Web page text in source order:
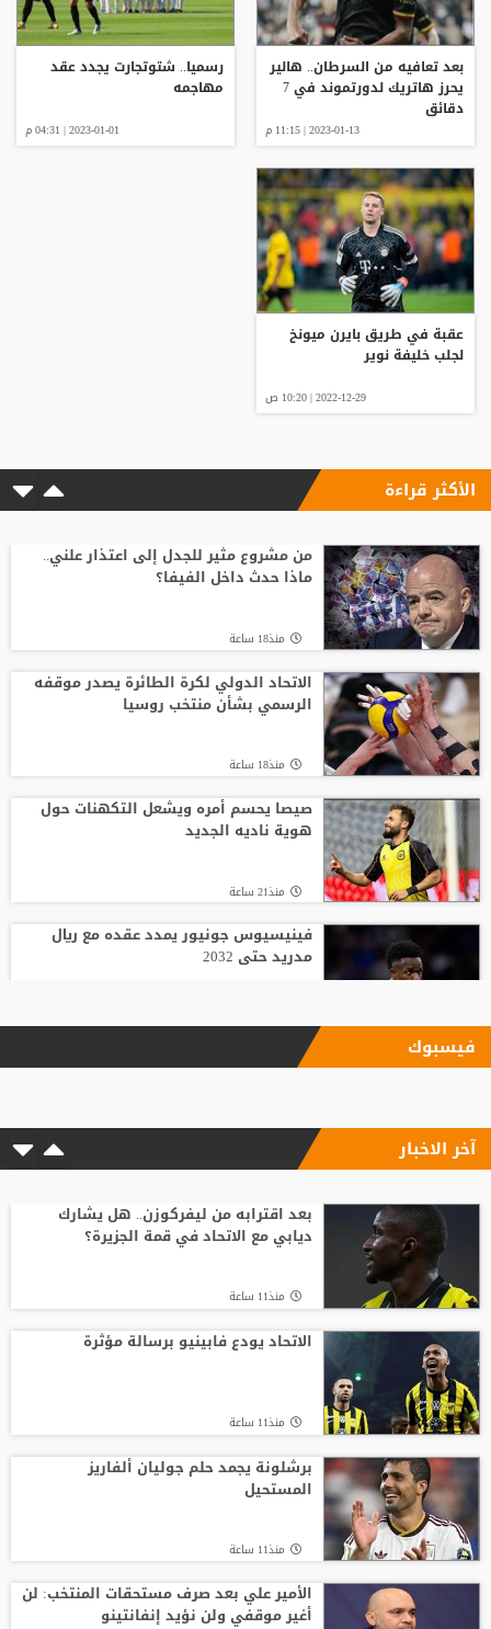
بعد تعافيه من السرطان.. هالير
يحرز هاتريك لدورتموند في 7
دقائق
2023-01-13 | 11:15 م
رسميا.. شتوتجارت يجدد عقد
مهاجمه
2023-01-01 | 04:31 م
عقبة في طريق بايرن ميونخ
لجلب خليفة نوير
2022-12-29 | 10:20 ص
الأكثر قراءة
من مشروع مثير للجدل إلى اعتذار علني..
ماذا حدث داخل الفيفا؟
منذ18 ساعة
الاتحاد الدولي لكرة الطائرة يصدر موقفه
الرسمي بشأن منتخب روسيا
منذ18 ساعة
صيصا يحسم أمره ويشعل التكهنات حول
هوية ناديه الجديد
منذ21 ساعة
فينيسيوس جونيور يمدد عقده مع ريال
مدريد حتى 2032
الاتحاد يودع فابينيو برسالة مؤثرة
رابطة وطنية يعارض ترشيح القطري الخليفي
الفيفا يصرف مكافآت الأردن والأمير علي
يؤكد مجددا عدم دعمه لإنفانتينو
بعمر 16 عاما.. لاعب يدخل تاريخ سبارتاك
موسكو برقم قياسي جديد
فيسبوك
آخر الاخبار
بعد اقترابه من ليفركوزن.. هل يشارك
ديابي مع الاتحاد في قمة الجزيرة؟
منذ11 ساعة
الاتحاد يودع فابينيو برسالة مؤثرة
منذ11 ساعة
برشلونة يجمد حلم جوليان ألفاريز
المستحيل
منذ11 ساعة
الأمير علي بعد صرف مستحقات المنتخب: لن
أغير موقفي ولن نؤيد إنفانتينو